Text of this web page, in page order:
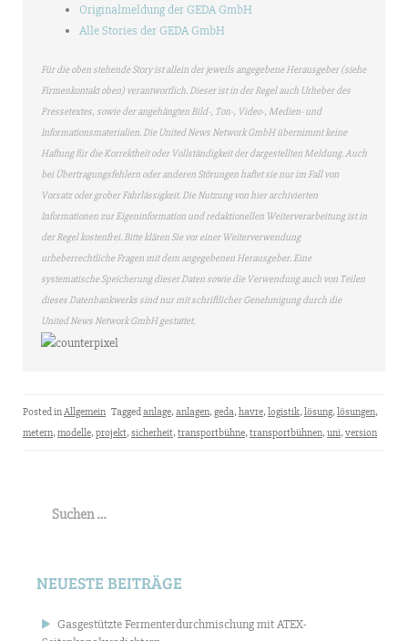
Originalmeldung der GEDA GmbH
Alle Stories der GEDA GmbH
Für die oben stehende Story ist allein der jeweils angegebene Herausgeber (siehe
Firmenkontakt oben) verantwortlich. Dieser ist in der Regel auch Urheber des
Pressetextes, sowie der angehängten Bild-, Ton-, Video-, Medien- und
Informationsmaterialien. Die United News Network GmbH übernimmt keine
Haftung für die Korrektheit oder Vollständigkeit der dargestellten Meldung. Auch
bei Übertragungsfehlern oder anderen Störungen haftet sie nur im Fall von
Vorsatz oder grober Fahrlässigkeit. Die Nutzung von hier archivierten
Informationen zur Eigeninformation und redaktionellen Weiterverarbeitung ist in
der Regel kostenfrei. Bitte klären Sie vor einer Weiterverwendung
urheberrechtliche Fragen mit dem angegebenen Herausgeber. Eine
systematische Speicherung dieser Daten sowie die Verwendung auch von Teilen
dieses Datenbankwerks sind nur mit schriftlicher Genehmigung durch die
United News Network GmbH gestattet.
Posted inAllgemein Taggedanlage,anlagen,geda,havre,logistik,lösung,lösungen,
metern,modelle,projekt,sicherheit,transportbühne,transportbühnen,uni,version
nach:
NEUESTE BEITRÄGE
Gasgestützte Fermenterdurchmischung mit ATEX-